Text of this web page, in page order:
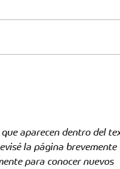
aparecen dentro del
la página brevemente
para conocer nuevos